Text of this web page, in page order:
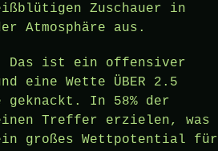
Zuschauer in
Atmosphäre aus.
Das ist ein offensiver
eine Wette ÜBER 2.5
In 58% der
Treffer erzielen, was
großes Wettpotential für